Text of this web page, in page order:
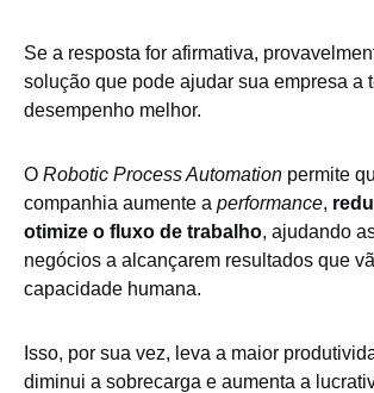
Se a resposta for afirmativa,
solução que pode ajudar sua empresa a
desempenho melhor.
O Robotic Process Automation permite
companhia aumente a performance,
otimize o fluxo de trabalho, ajudando
negócios a alcançarem resultados que
capacidade humana.
Isso, por sua vez, leva a maior
diminui a sobrecarga e aumenta a